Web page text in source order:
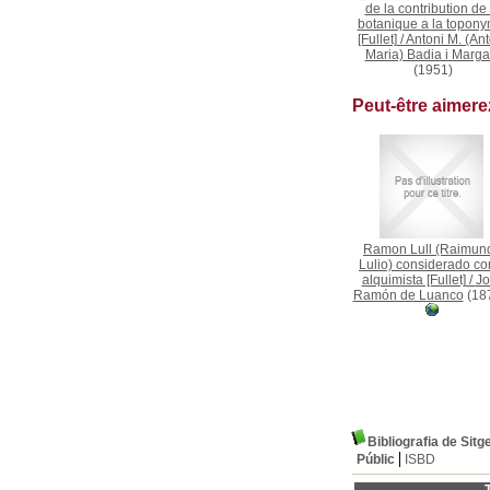
de la contribution de
botanique a la
[Fullet] /Antoni M.
Maria) Badia i
(1951)
Peut-être
Ramon Lull
Lulio) considerado
alquimista [Fullet] /
Ramón de Luanco
Bibliografia de
Públic
ISBD